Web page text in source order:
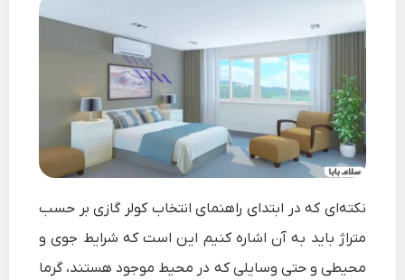
نکته‌ای که در ابتدای راهنمای انتخاب کولر گازی بر حسب
متراژ باید به آن اشاره کنیم این است که شرایط جوی و
محیطی و حتی وسایلی که در محیط موجود هستند، گرما